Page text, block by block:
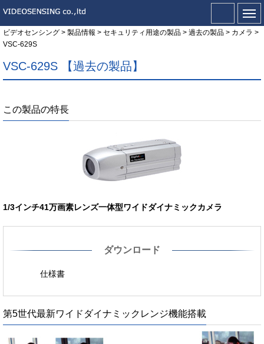
ビデオセンシング > 製品情報 > セキュリティ用途の製品 > 過去の製品 > カメラ >
VSC-629S
VSC-629S 【過去の製品】
この製品の特長
1/3インチ41万画素レンズ一体型ワイドダイナミックカメラ
ダウンロード
仕様書
第5世代最新ワイドダイナミックレンジ機能搭載